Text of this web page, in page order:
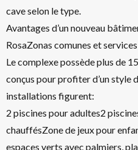
cave selon le type.
Avantages d’un nouveau
RosaZonas comunes et services
Le complexe possède plus de
conçus pour profiter d’un style
installations figurent:
2 piscines pour adultes2
chauffésZone de jeux pour
espaces verts avec palmiers,